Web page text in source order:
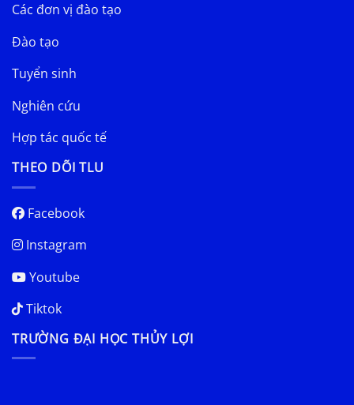
Các đơn vị đào tạo
Đào tạo
Tuyển sinh
Nghiên cứu
Hợp tác quốc tế
THEO DÕI TLU
Facebook
Instagram
Youtube
Tiktok
TRƯỜNG ĐẠI HỌC THỦY LỢI